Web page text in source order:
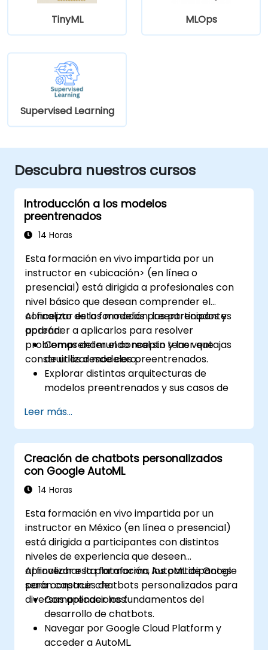
TinyML MLOps
Supervised Learning
Descubra nuestros cursos
Introducción a los modelos
preentrenados
14 Horas
Esta formación en vivo impartida por un
instructor en <ubicación> (en línea o
presencial) está dirigida a profesionales con
nivel básico que desean comprender el
concepto de los modelos preentrenados y
aprender a aplicarlos para resolver
problemas del mundo real sin tener que
construirlos desde cero.
Al finalizar esta formación, los participantes
podrán:
Comprender el concepto y las ventajas
de utilizar modelos preentrenados.
Explorar distintas arquitecturas de
modelos preentrenados y sus casos de
Afinar un modelo preentrenado para
tareas específicas.
Implementar modelos preentrenados en
proyectos sencillos de aprendizaje
automático.
Leer más...
Creación de chatbots personalizados
con Google AutoML
14 Horas
Esta formación en vivo impartida por un
instructor en México (en línea o presencial)
está dirigida a participantes con distintos
niveles de experiencia que deseen
aprovechar la plataforma AutoML de Google
para construir chatbots personalizados para
diversas aplicaciones.
Al finalizar esta formación, los participantes
serán capaces de:
Comprender los fundamentos del
desarrollo de chatbots.
Navegar por Google Cloud Platform y
acceder a AutoML.